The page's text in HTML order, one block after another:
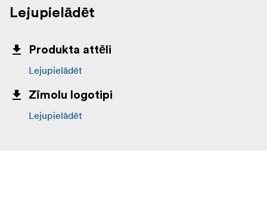
Lejupielādēt
Produkta attēli
Lejupielādēt
Zīmolu logotipi
Lejupielādēt